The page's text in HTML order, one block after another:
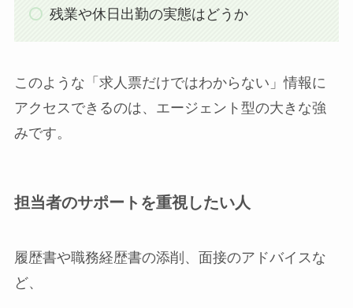
残業や休日出勤の実態はどうか
このような「求人票だけではわからない」情報に
アクセスできるのは、エージェント型の大きな強
みです。
担当者のサポートを重視したい人
履歴書や職務経歴書の添削、面接のアドバイスな
ど、